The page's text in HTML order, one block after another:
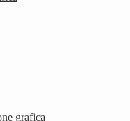
grafica